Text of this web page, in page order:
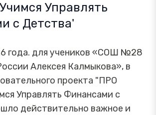
Управлять
с Детства'
года. для учеников «СОШ №28
Алексея Калмыкова», в
проекта "ПРО
Управлять Финансами с
действительно важное и